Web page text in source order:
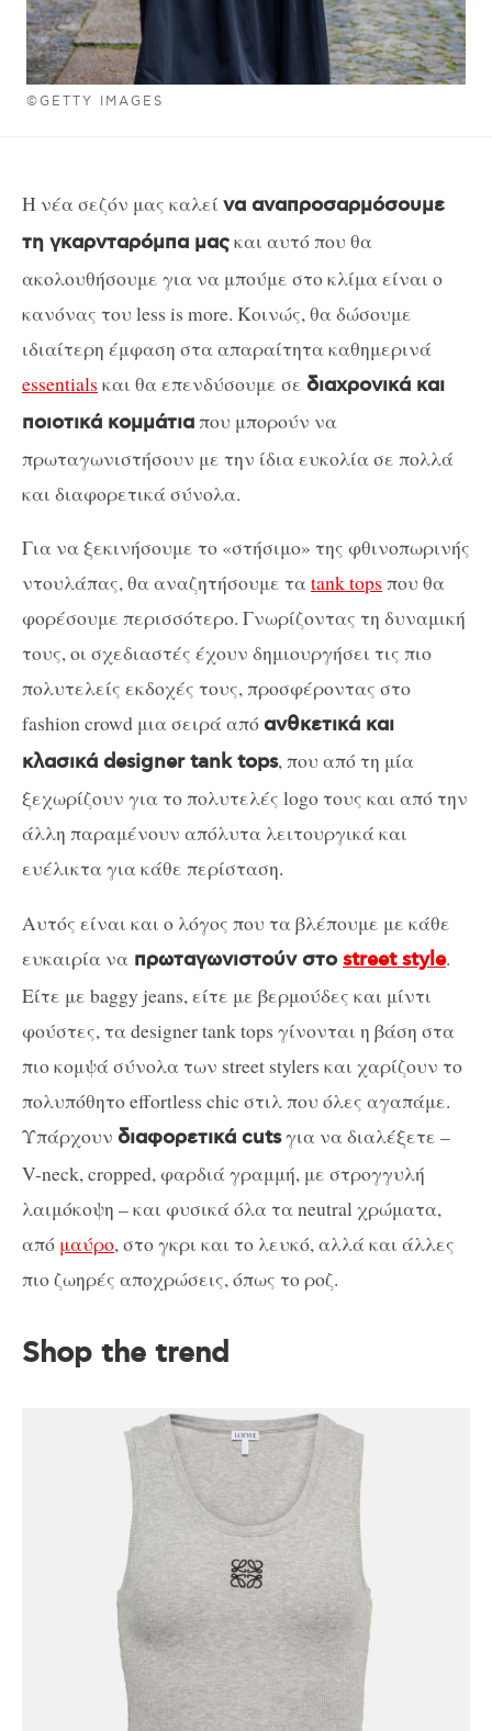
©GETTY IMAGES
Η νέα σεζόν μας καλεί να αναπροσαρμόσουμε
τη γκαρνταρόμπα μαςκαι αυτό που θα
ακολουθήσουμε για να μπούμε στο κλίμα είναι ο
κανόνας του less is more. Κοινώς, θα δώσουμε
ιδιαίτερη έμφαση στα απαραίτητα καθημερινά
essentials και θα επενδύσουμε σε διαχρονικά και
ποιοτικά κομμάτιαπου μπορούν να
πρωταγωνιστήσουν με την ίδια ευκολία σε πολλά
και διαφορετικά σύνολα.
Για να ξεκινήσουμε το «στήσιμο» της φθινοπωρινής
ντουλάπας, θα αναζητήσουμε ταtank tops που θα
φορέσουμε περισσότερο. Γνωρίζοντας τη δυναμική
τους, οι σχεδιαστές έχουν δημιουργήσει τις πιο
πολυτελείς εκδοχές τους, προσφέροντας στο
fashion crowd μια σειρά απόανθκετικά και
κλασικά designer tank tops, που από τη μία
ξεχωρίζουν για το πολυτελές logo τους και από την
άλλη παραμένουν απόλυτα λειτουργικά και
ευέλικτα για κάθε περίσταση.
Αυτός είναι και ο λόγος που τα βλέπουμε με κάθε
ευκαιρία να πρωταγωνιστούν στοstreet style.
Είτε με baggy jeans, είτε με βερμούδες και μίντι
φούστες, τα designer tank tops γίνονται η βάση στα
πιο κομψά σύνολα των street stylers και χαρίζουν το
πολυπόθητο effortless chic στιλ που όλες αγαπάμε.
Υπάρχουν διαφορετικά cutsγια να διαλέξετε –
V-neck, cropped, φαρδιά γραμμή, με στρογγυλή
λαιμόκοψη – και φυσικά όλα τα neutral χρώματα,
από μαύρο, στο γκρι και το λευκό, αλλά και άλλες
πιο ζωηρές αποχρώσεις, όπως το ροζ.
Shop the trend